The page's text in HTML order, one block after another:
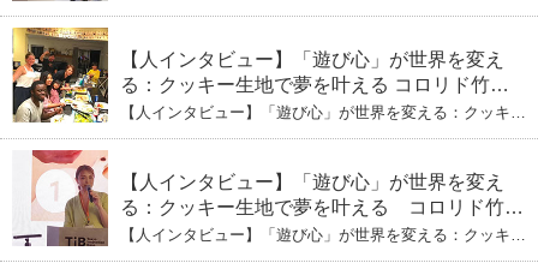
（上）「変形」に魅せられたデザイナーの軌
ーの軌跡
【人インタビュー】「遊び心」が世界を変え
る：クッキー生地で夢を叶える コロリド竹内
ひとみ（下） 起業は「影響力」のため。愛と
笑いの子育て哲学
【人インタビュー】「遊び心」が世界を変える：クッキー
【人インタビュー】「遊び心」が世界を変え
る：クッキー生地で夢を叶える コロリド竹内
ひとみ（上） クッキー生地に込めた「誰でも
できる」という哲学
【人インタビュー】「遊び心」が世界を変える：クッキー